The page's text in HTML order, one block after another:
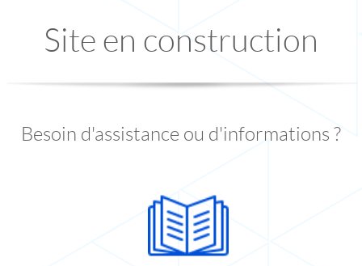
Site en construction
Besoin d'assistance ou d'informations ?